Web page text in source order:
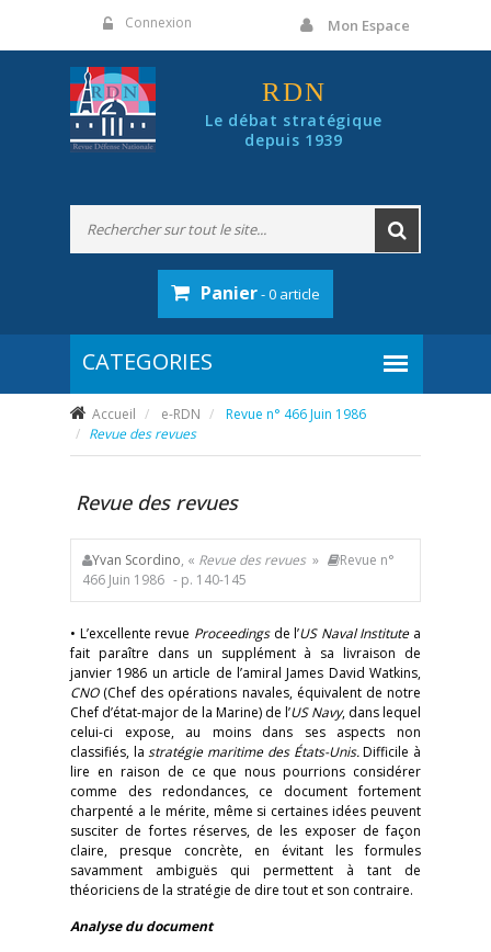
Connexion Mon Espace
RDN
Le débat stratégique
depuis 1939
Panier- 0 article
Accueil e-RDN
Revue n° 466 Juin 1986
Revue des revues
Revue des revues
Yvan Scordino, « Revue des revues »
Revue n°
466 Juin 1986 - p. 140-145
• L’excellente revue Proceedings de l’US Naval Institutea
fait paraître dans un supplément à sa livraison de
janvier 1986 un article de l’amiral James David Watkins,
CNO(Chef des opérations navales, équivalent de notre
Chef d’état-major de la Marine) de l’US Navy, dans lequel
celui-ci expose, au moins dans ses aspects non
classifiés, lastratégie maritime des États-Unis.Difficile à
lire en raison de ce que nous pourrions considérer
comme des redondances, ce document fortement
charpenté a le mérite, même si certaines idées peuvent
susciter de fortes réserves, de les exposer de façon
claire, presque concrète, en évitant les formules
savamment ambiguës qui permettent à tant de
théoriciens de la stratégie de dire tout et son contraire.
Analyse du document